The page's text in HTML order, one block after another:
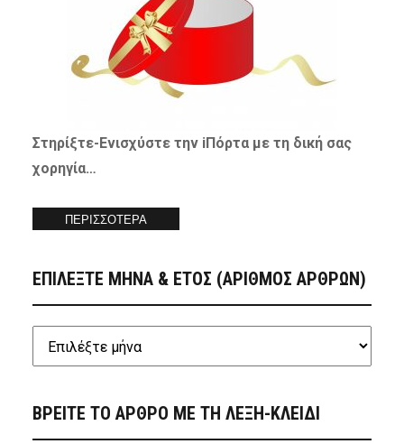
Στηρίξτε-Ενισχύστετην iΠόρτα με τη δική σας
χορηγία…
ΠΕΡΙΣΣΟΤΕΡΑ
ΕΠΙΛΕΞΤΕ ΜΗΝΑ & ΕΤΟΣ (ΑΡΙΘΜΟΣ ΑΡΘΡΩΝ)
ΒΡΕΙΤΕ ΤΟ ΑΡΘΡΟ ΜΕ ΤΗ ΛΕΞΗ-ΚΛΕΙΔΙ